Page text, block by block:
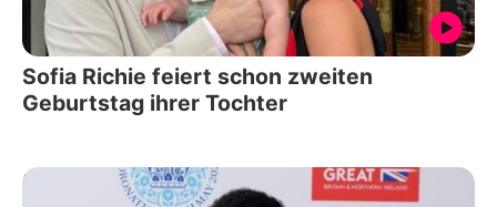
Sofia Richie feiert schon zweiten
Geburtstag ihrer Tochter